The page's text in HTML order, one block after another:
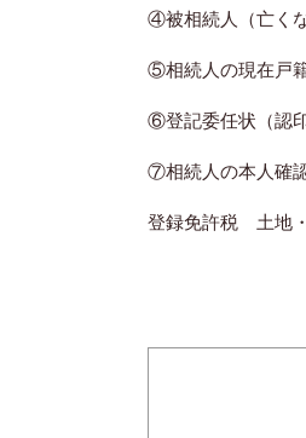
④被相続人（亡く
⑤相続人の現在戸
⑥登記委任状（認印
⑦相続人の本人確
登録免許税 土地